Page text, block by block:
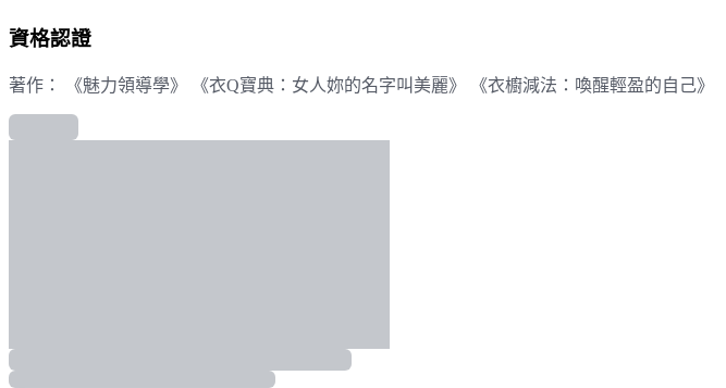
資格認證
著作： 《魅力領導學》 《衣Q寶典：女人妳的名字叫美麗》 《衣櫥減法：喚醒輕盈的自己